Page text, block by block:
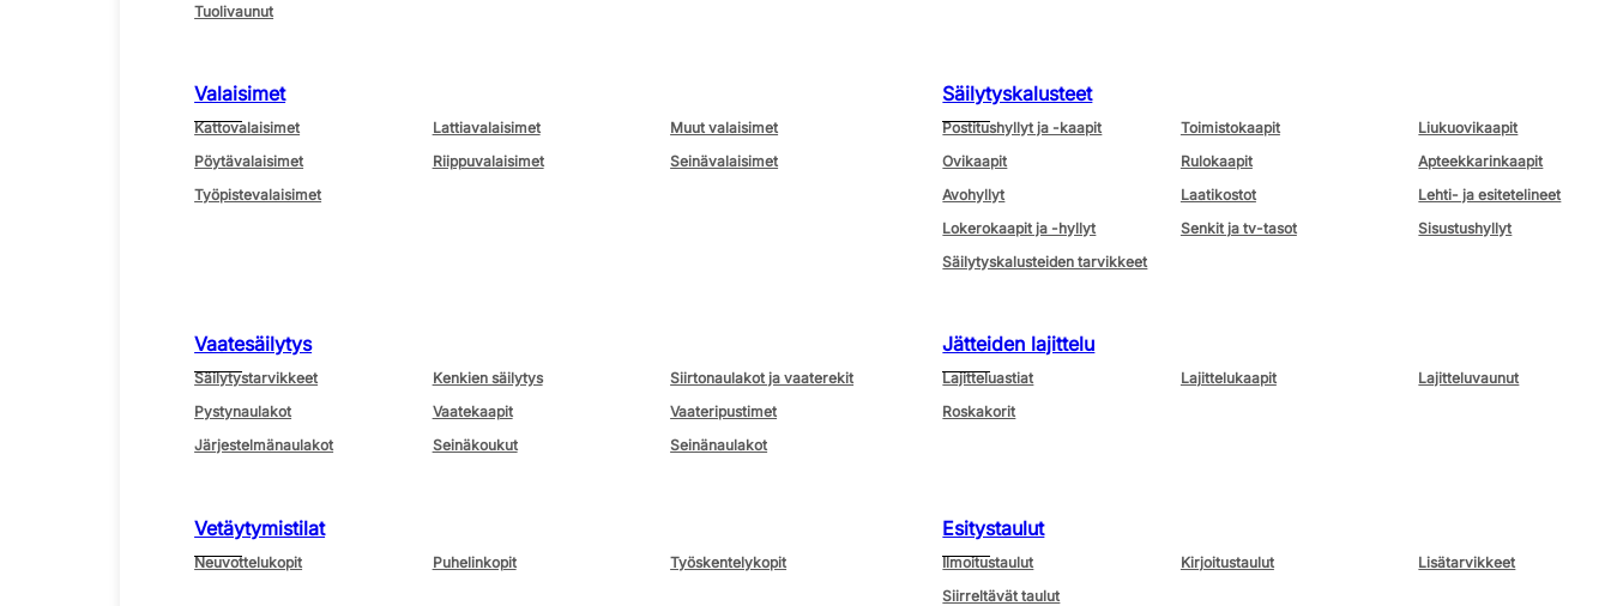
Tuolivaunut
Valaisimet
Kattovalaisimet Lattiavalaisimet
Muut valaisimet
Pöytävalaisimet
Riippuvalaisimet
Seinävalaisimet
Työpistevalaisimet
Säilytyskalusteet
Postitushyllyt ja -kaapit Toimistokaapit
Liukuovikaapit
Ovikaapit
Rulokaapit
Apteekkarinkaapit
Avohyllyt
Laatikostot
Lehti- ja esitetelineet
Lokerokaapit ja -hyllyt
Senkit ja tv-tasot
Sisustushyllyt
Säilytyskalusteiden tarvikkeet
Vaatesäilytys
Säilytystarvikkeet Kenkien säilytys
Siirtonaulakot ja vaaterekit
Pystynaulakot
Vaatekaapit
Vaateripustimet
Järjestelmänaulakot
Seinäkoukut Seinänaulakot
Jätteiden lajittelu
Lajitteluastiat Lajittelukaapit
Lajitteluvaunut
Roskakorit
Vetäytymistilat
Neuvottelukopit Puhelinkopit Työskentelykopit
Esitystaulut
Ilmoitustaulut Kirjoitustaulut
Lisätarvikkeet
Siirreltävät taulut